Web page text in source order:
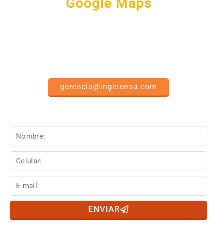
gerencia@ingetensa.com
ENVIAR